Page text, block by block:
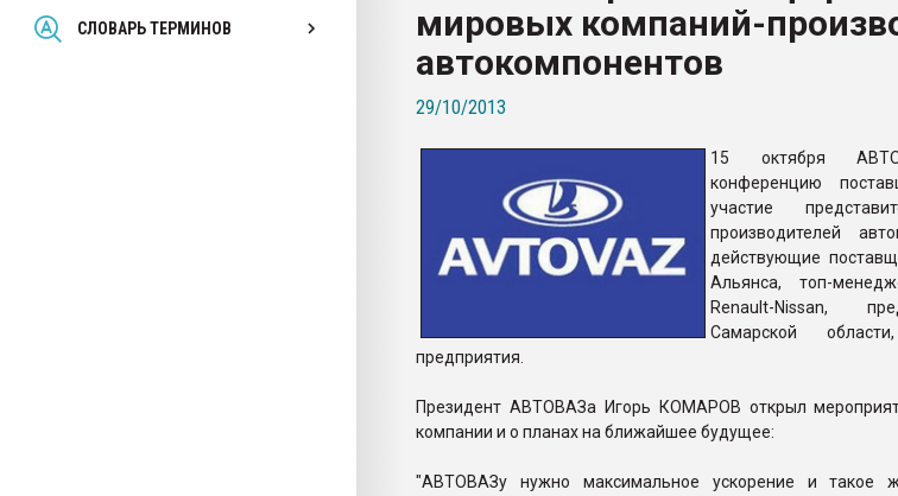
СЛОВАРЬ ТЕРМИНОВ
Всё, что касается выдува ПЭТ
бутылок
ПЕРЕЙТИ НА ФОРУМ
мировых компаний-
автокомпонентов
29/10/2013
15 октября
конференцию
участие
производителей
действующие
Альянса, топ-
Renault-Nissan,
Самарской
предприятия.
Президент АВТОВАЗа Игорь КОМАРОВ открыл
компании и о планах на ближайшее будущее:
"АВТОВАЗу нужно максимальное ускорение и такое